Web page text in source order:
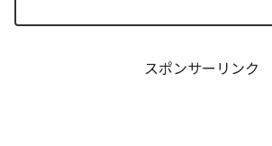
スポンサーリンク